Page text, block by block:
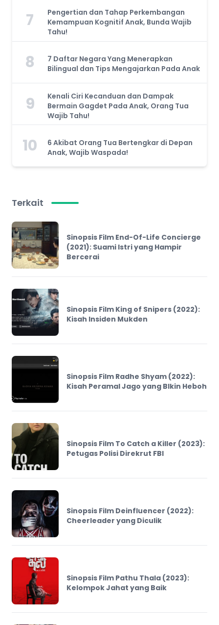
7
Pengertian dan Tahap Perkembangan
Kemampuan Kognitif Anak, Bunda Wajib
Tahu!
8
7 Daftar Negara Yang Menerapkan
Bilingual dan Tips Mengajarkan Pada Anak
9
Kenali Ciri Kecanduan dan Dampak
Bermain Gagdet Pada Anak, Orang Tua
Wajib Tahu!
10
6 Akibat Orang Tua Bertengkar di Depan
Anak, Wajib Waspada!
Terkait
Sinopsis Film End-Of-Life Concierge
(2021): Suami Istri yang Hampir
Bercerai
Sinopsis Film King of Snipers (2022):
Kisah Insiden Mukden
Sinopsis Film Radhe Shyam (2022):
Kisah Peramal Jago yang BIkin Heboh
Sinopsis Film To Catch a Killer (2023):
Petugas Polisi Direkrut FBI
Sinopsis Film Deinfluencer (2022):
Cheerleader yang Diculik
Sinopsis Film Pathu Thala (2023):
Kelompok Jahat yang Baik